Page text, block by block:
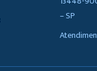
– SP